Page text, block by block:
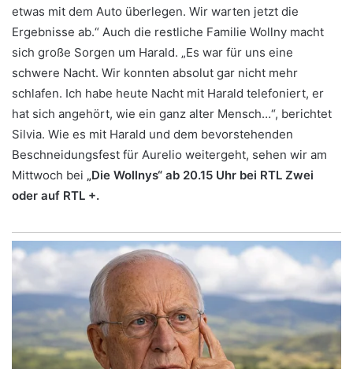
etwas mit dem Auto überlegen. Wir warten jetzt die
Ergebnisse ab.“ Auch die restliche Familie Wollny macht
sich große Sorgen um Harald. „Es war für uns eine
schwere Nacht. Wir konnten absolut gar nicht mehr
schlafen. Ich habe heute Nacht mit Harald telefoniert, er
hat sich angehört, wie ein ganz alter Mensch…“, berichtet
Silvia. Wie es mit Harald und dem bevorstehenden
Beschneidungsfest für Aurelio weitergeht, sehen wir am
Mittwoch bei „Die Wollnys“ ab 20.15 Uhr bei RTL Zwei
oder auf RTL +.